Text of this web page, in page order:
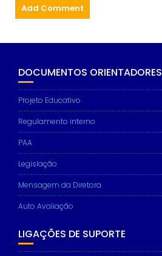
DOCUMENTOS ORIENTADORES
Projeto Educativo
Regulamento interno
PAA
Legislação
Mensagem da Diretora
Auto Avaliação
LIGAÇÕES DE SUPORTE